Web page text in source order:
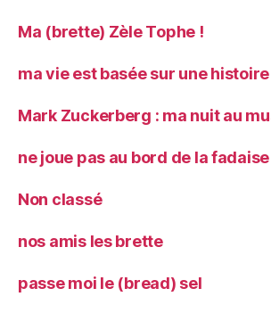
Ma (brette) Zèle Tophe !
ma vie est basée sur une
Mark Zuckerberg : ma nuit au
ne joue pas au bord de la fadaise
Non classé
nos amis les brette
passe moi le (bread) sel